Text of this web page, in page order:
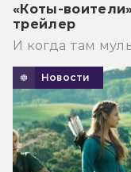
«Коты-
трейлер
И когда там
Новости